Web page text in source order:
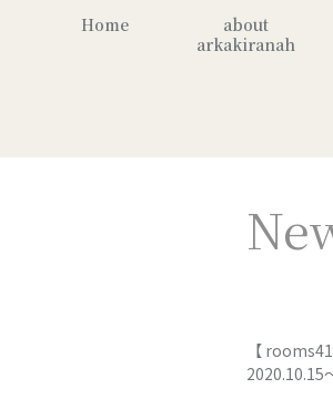
Home
about
arkakiranah
【
2020.10.15